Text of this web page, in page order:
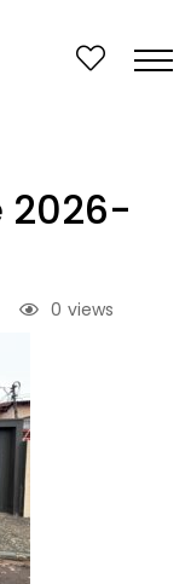
2026-
views
0